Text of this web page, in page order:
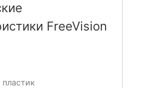
FreeVision